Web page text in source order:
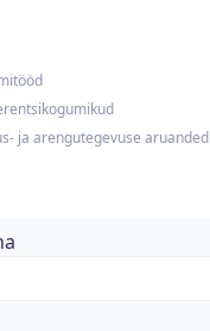
ja arengutegevuse aruanded